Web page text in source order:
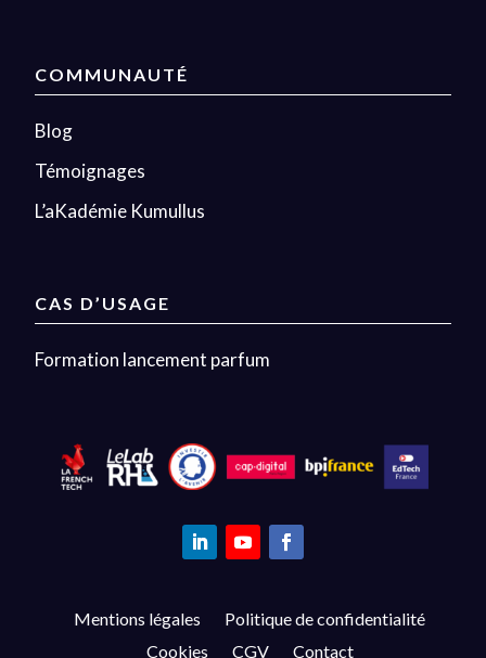
COMMUNAUTÉ
Blog
Témoignages
L’aKadémie Kumullus
CAS D’USAGE
Formation lancement parfum
Mentions légales
Politique de confidentialité
Cookies
CGV Contact